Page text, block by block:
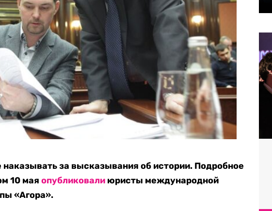
за высказывания об истории. Подробное
10 маяопубликовали юристы международной
«Агора».